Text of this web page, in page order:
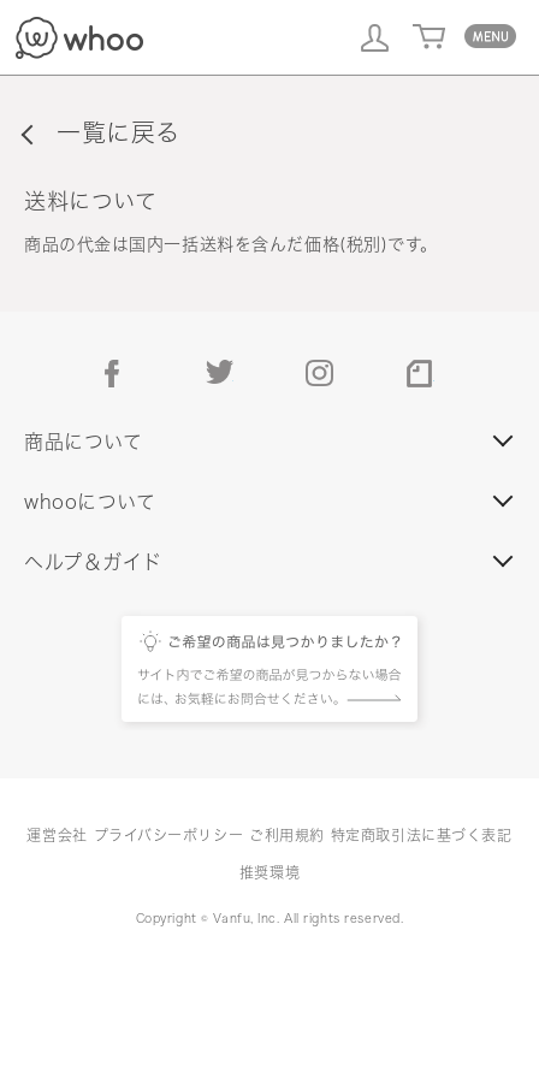
一覧に戻る
送料について
商品の代金は国内一括送料を含んだ価格(税別)です。
facebook instagram
商品について
whooについて
ヘルプ＆ガイド
運営会社 プライバシーポリシー ご利用規約 特定商取引法に基づく表記
推奨環境
Copyright © Vanfu, Inc. All rights reserved.